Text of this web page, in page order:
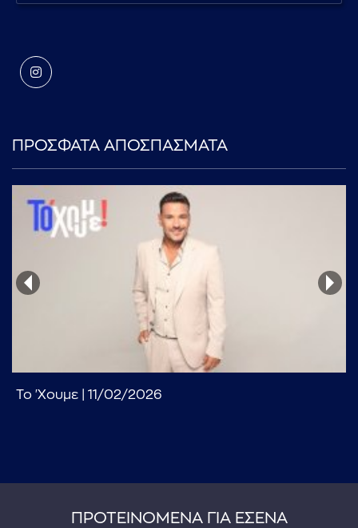
ΠΡΟΣΦΑΤΑ ΑΠΟΣΠΑΣΜΑΤΑ
Το 'Χουμε | 11/02/2026
ΠΡΟΤΕΙΝΟΜΕΝΑ ΓΙΑ ΕΣΕΝΑ